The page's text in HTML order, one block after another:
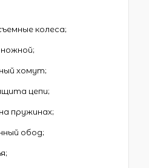
колеса;
хомут;
цепи;
пружинах;
обод;